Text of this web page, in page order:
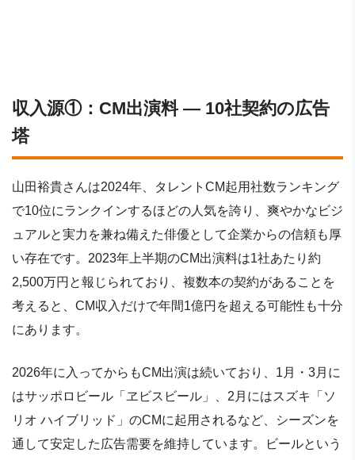
収入源①：CM出演料 ― 10社契約の広告
塔
山田裕貴さんは2024年、タレントCM起用社数ランキング
で10位にランクインするほどの人気を誇り、爽やかなビジ
ュアルと実力を兼ね備えた俳優として企業からの信頼も厚
い存在です。2023年上半期のCM出演料は1社あたり約
2,500万円と報じられており、複数本の契約があることを
考えると、CM収入だけで年間1億円を超える可能性も十分
にあります。
2026年に入ってからもCM出演は続いており、1月・3月に
はサッポロビール「ヱビスビール」、2月にはスズキ「ソ
リオ ハイブリッド」のCMに起用されるなど、シーズンを
通して安定した広告需要を維持しています。ビールという